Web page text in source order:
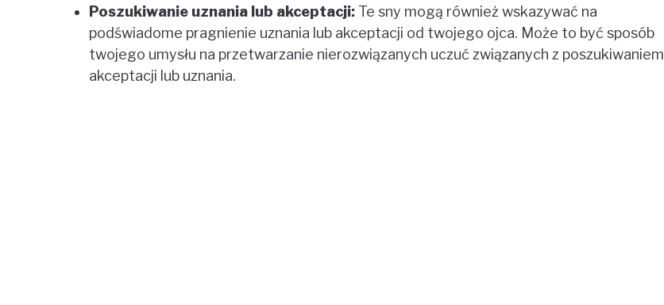
Poszukiwanie uznania lub akceptacji: Te sny mogą również wskazywać na
podświadome pragnienie uznania lub akceptacji od twojego ojca. Może to być sposób
twojego umysłu na przetwarzanie nierozwiązanych uczuć związanych z poszukiwaniem
akceptacji lub uznania.